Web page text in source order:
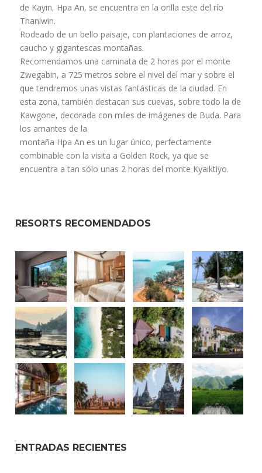
de Kayin, Hpa An, se encuentra en la orilla este del río
Thanlwin.
Rodeado de un bello paisaje, con plantaciones de arroz,
caucho y gigantescas montañas.
Recomendamos una caminata de 2 horas por el monte
Zwegabin, a 725 metros sobre el nivel del mar y sobre el
que tendremos unas vistas fantásticas de la ciudad. En
esta zona, también destacan sus cuevas, sobre todo la de
Kawgone, decorada con miles de imágenes de Buda. Para
los amantes de la
montaña Hpa An es un lugar único, perfectamente
combinable con la visita a Golden Rock, ya que se
encuentra a tan sólo unas 2 horas del monte Kyaiktiyo.
RESORTS RECOMENDADOS
ENTRADAS RECIENTES